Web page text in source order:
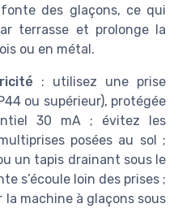
des glaçons, ce qui
terrasse et prolonge la
ou en métal.
: utilisez une prise
ou supérieur), protégée
30 mA ; évitez les
posées au sol ;
un tapis drainant sous le
s’écoule loin des prises ;
machine à glaçons sous